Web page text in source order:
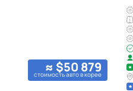
≈ $50 879
стоимость авто в корее